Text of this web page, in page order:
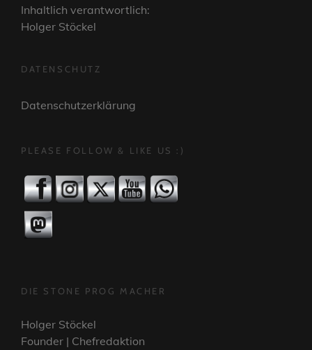
Inhaltlich verantwortlich:
Holger Stöckel
DATENSCHUTZ
Datenschutzerklärung
PLEASE FOLLOW & LIKE US :)
DIE STONE PROG MACHER
Holger Stöckel
Founder | Chefredaktion